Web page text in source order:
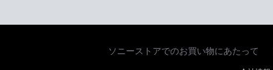
ソニーストアでのお買い物にあたって